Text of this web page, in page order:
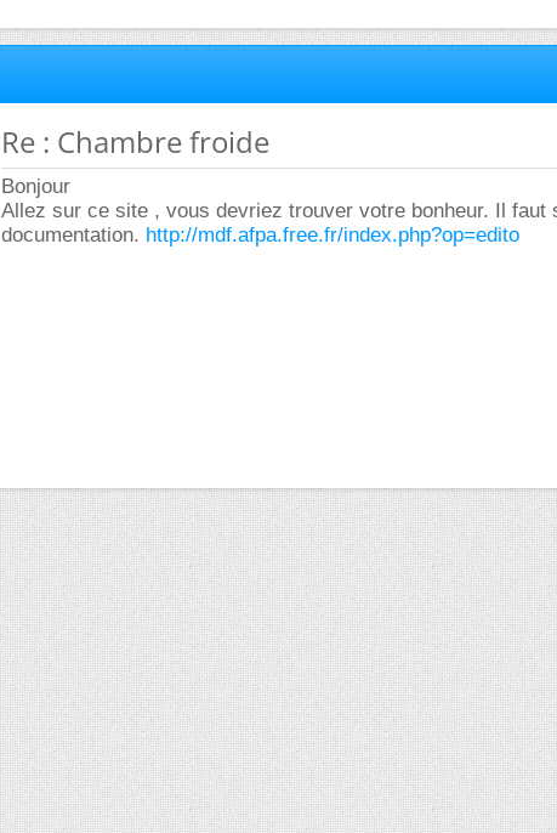
Re : Chambre froide
Bonjour
Allez sur ce site , vous devriez trouver votre bonheur. Il faut
documentation. http://mdf.afpa.free.fr/index.php?op=edito